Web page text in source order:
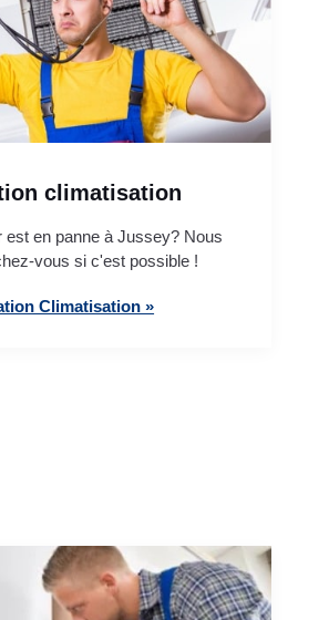
climatisation
est en panne à Jussey? Nous
vous si c'est possible !
Climatisation »